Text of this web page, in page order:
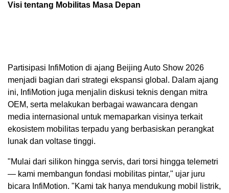
Visi tentang Mobilitas Masa Depan
Partisipasi InfiMotion di ajang Beijing Auto Show 2026
menjadi bagian dari strategi ekspansi global. Dalam ajang
ini, InfiMotion juga menjalin diskusi teknis dengan mitra
OEM, serta melakukan berbagai wawancara dengan
media internasional untuk memaparkan visinya terkait
ekosistem mobilitas terpadu yang berbasiskan perangkat
lunak dan voltase tinggi.
"Mulai dari silikon hingga servis, dari torsi hingga telemetri
— kami membangun fondasi mobilitas pintar," ujar juru
bicara InfiMotion. "Kami tak hanya mendukung mobil listrik,